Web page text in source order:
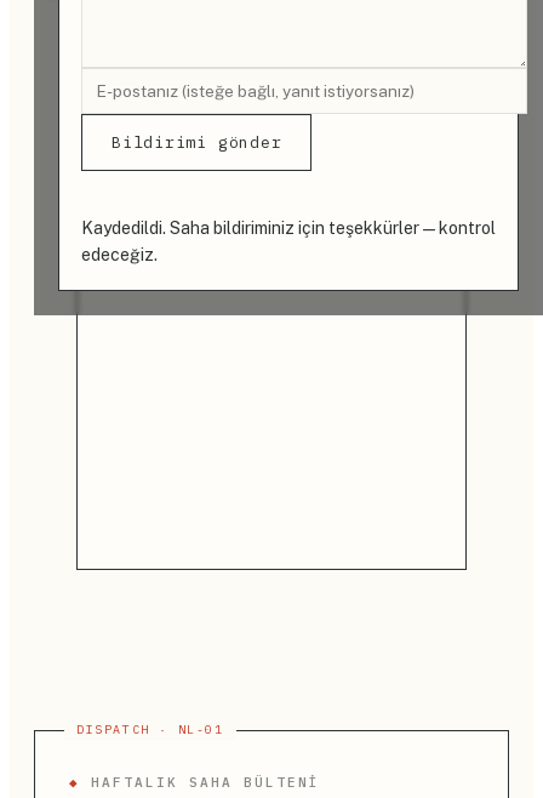
Bildirimi gönder
Kaydedildi. Saha bildiriminiz için teşekkürler — kontrol
edeceğiz.
◆ HAFTALIK SAHA BÜLTENI